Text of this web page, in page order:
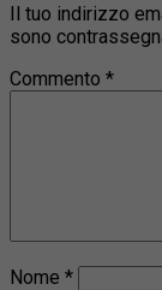
Il tuo indirizzo
sono
Commento *
Nome *